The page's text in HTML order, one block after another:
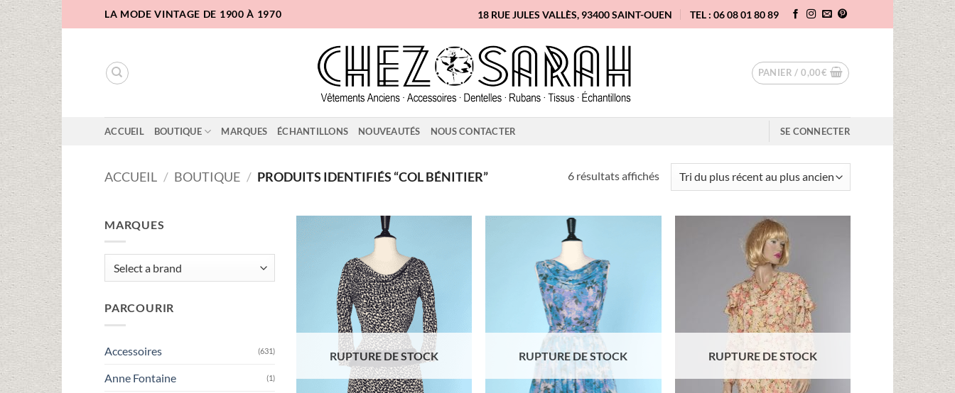
au
LA MODE VINTAGE DE 1900 À 1970 18 RUE JULES VALLÈS, 93400 SAINT-OUEN TEL : 06 08 01 80 89
PANIER /0,00€
ACCUEIL BOUTIQUE MARQUES ÉCHANTILLONS NOUVEAUTÉS NOUS CONTACTER SE CONNECTER
ACCUEIL / BOUTIQUE / PRODUITS IDENTIFIÉS “COL BÉNITIER” 6 résultats affichésTrié
du
MARQUES
PARCOURIR
Accessoires (631)
Anne Fontaine (1)
RUPTURE DE STOCK RUPTURE DE STOCK RUPTURE DE STOCK